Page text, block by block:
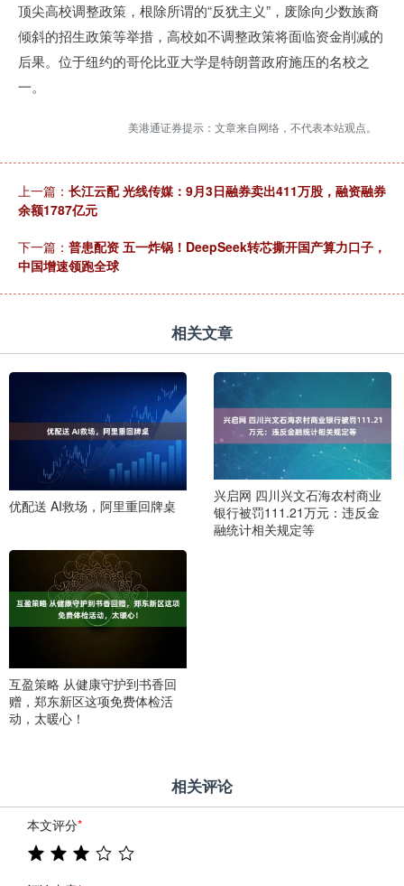
顶尖高校调整政策，根除所谓的“反犹主义”，废除向少数族裔
倾斜的招生政策等举措，高校如不调整政策将面临资金削减的
后果。位于纽约的哥伦比亚大学是特朗普政府施压的名校之
一。
美港通证券提示：文章来自网络，不代表本站观点。
上一篇： 长江云配 光线传媒：9月3日融券卖出411万股，融资融券
余额1787亿元
下一篇： 普患配资 五一炸锅！DeepSeek转芯撕开国产算力口子，
中国增速领跑全球
相关文章
优配送 AI救场，阿里重回牌桌
兴启网 四川兴文石海农村商业
银行被罚111.21万元：违反金
融统计相关规定等
互盈策略 从健康守护到书香回
赠，郑东新区这项免费体检活
动，太暖心！
相关评论
本文评分*